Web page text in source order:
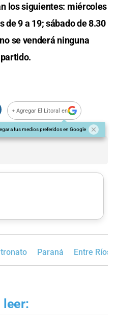
los siguientes: miércoles
de 9 a 19; sábado de 8.30
se venderá ninguna
+ Agregar El Litoral en
a tus medios preferidos en Google
Paraná Entre Ríos
leer: